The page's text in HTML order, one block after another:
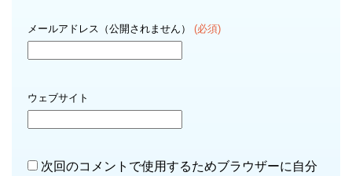
メールアドレス（公開されません） (必須)
ウェブサイト
次回のコメントで使用するためブラウザーに自分